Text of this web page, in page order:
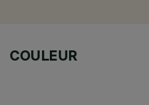
COULEUR